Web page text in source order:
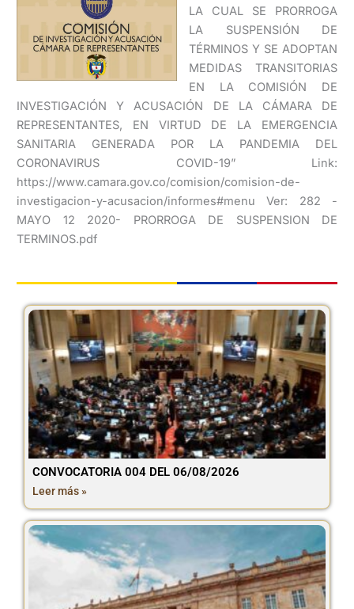
LA CUAL SE PRORROGA
LA SUSPENSIÓN DE
TÉRMINOS Y SE ADOPTAN
MEDIDAS TRANSITORIAS
EN LA COMISIÓN DE
INVESTIGACIÓN Y ACUSACIÓN DE LA CÁMARA DE
REPRESENTANTES, EN VIRTUD DE LA EMERGENCIA
SANITARIA GENERADA POR LA PANDEMIA DEL
CORONAVIRUS COVID-19” Link:
https://www.camara.gov.co/comision/comision-de-
investigacion-y-acusacion/informes#menu Ver: 282 -
MAYO 12 2020- PRORROGA DE SUSPENSION DE
TERMINOS.pdf
CONVOCATORIA 004 DEL 06/08/2026
Leer más »